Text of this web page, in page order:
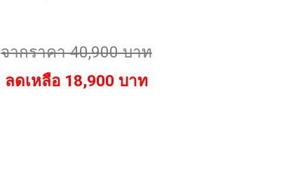
จากราคา 40,900 บาท
ลดเหลือ 18,900 บาท